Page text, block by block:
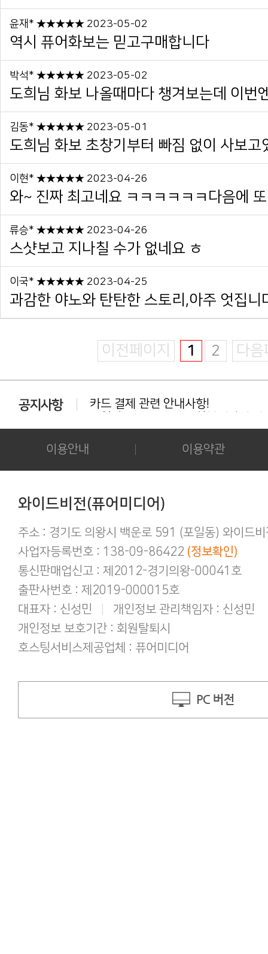
윤재* ★★★★★ 2023-05-02
역시 퓨어화보는 믿고구매합니다
박석* ★★★★★ 2023-05-02
도희님 화보 나올때마다 챙겨보는데 이번
김동* ★★★★★ 2023-05-01
도희님 화보 초창기부터 빠짐 없이 사보고
이현* ★★★★★ 2023-04-26
와~ 진짜 최고네요 ㅋㅋㅋㅋㅋㅋ다음에
류승* ★★★★★ 2023-04-26
스샷보고 지나칠 수가 없네요 ㅎ
이국* ★★★★★ 2023-04-25
과감한 야노와 탄탄한 스토리,아주 엇집니
이전페이지 1 2 다음
동일상품 중복 구매는 환불대상이 아
카드결제 결제 중 '세션만료' 문구 노
후기 작성시 화보의 사진을 공개하시
아이폰/아이패드 등 애플기기 화보집
결제후 다운로드 가능기간은 3일간
간편하게 결제하기!
구매 후 후기작성 방법!
이용안내 이용약관
와이드비전(퓨어미디어)
주소 : 경기도 의왕시 백운로 591 (포일동) 와이드비
사업자등록번호 : 138-09-86422 (정보확인)
통신판매업신고 : 제2012-경기의왕-00041호
출판사번호 : 제2019-000015호
대표자 : 신성민
개인정보 관리책임자 : 신성민
개인정보 보호기간 : 회원탈퇴시
호스팅서비스제공업체 : 퓨어미디어